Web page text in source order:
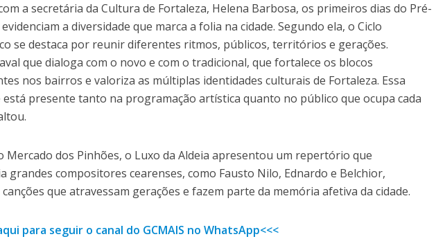
a secretária da Cultura de Fortaleza, Helena Barbosa, os primeiros dias do Pré-
a diversidade que marca a folia na cidade. Segundo ela, o Ciclo
se destaca por reunir diferentes ritmos, públicos, territórios e gerações.
que dialoga com o novo e com o tradicional, que fortalece os blocos
nos bairros e valoriza as múltiplas identidades culturais de Fortaleza. Essa
está presente tanto na programação artística quanto no público que ocupa cada
Mercado dos Pinhões, o Luxo da Aldeia apresentou um repertório que
grandes compositores cearenses, como Fausto Nilo, Ednardo e Belchior,
que atravessam gerações e fazem parte da memória afetiva da cidade.
para seguir o canal do GCMAIS no WhatsApp<<<